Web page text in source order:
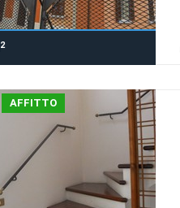
2
AFFITTO